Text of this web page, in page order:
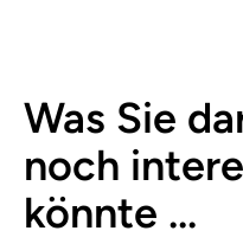
Was Sie
noch
könnte ...